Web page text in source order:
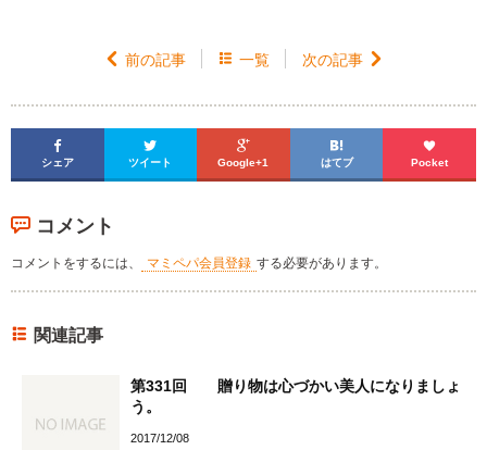
 前の記事  一覧 次の記事 

シェア

ツイート

Google+1

はてブ

Pocket
コメント
コメントをするには、 マミペパ会員登録 する必要があります。
関連記事
第331回 贈り物は心づかい美人になりましょ
う。
2017/12/08